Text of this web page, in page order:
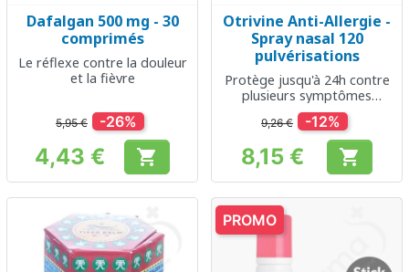
Dafalgan 500 mg - 30
comprimés
Le réflexe contre la douleur
et la fièvre
5,95 € -26%
Prix
4,43 € 
Otrivine Anti-Allergie -
Spray nasal 120
pulvérisations
Protège jusqu'à 24h contre
plusieurs symptômes
allergiques
9,26 € -12%
Prix
8,15 € 
PROMO